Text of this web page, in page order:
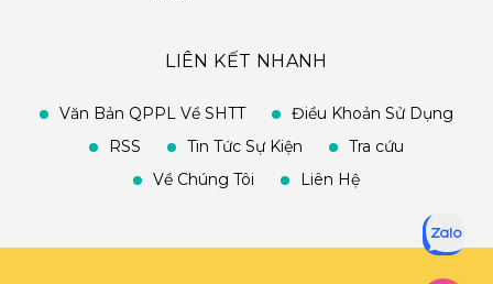
LIÊN KẾT NHANH
Văn Bản QPPL Về SHTT
Điều Khoản Sử Dụng
RSS
Tin Tức Sự Kiện
Tra cứu
Về Chúng Tôi
Liên Hệ